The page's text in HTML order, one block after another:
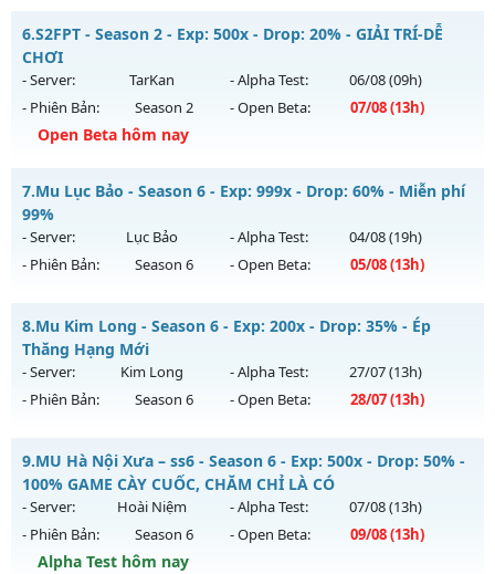
Antihack: Pro
⚔️MU VÔ SONG⚔️ - SS6 EP3 GIẢI TRÍ- ĐỈNH CAO CLASSIC
Mu mới ra tháng 08 2026 - Mở máy chủ
ngày 07/08/2626
Exp: 500x - Drop: 50%
Kiểu reset: Reset In Game
Antihack: MU8X
6.S2FPT - Season 2 - Exp: 500x - Drop: 20% - GIẢI TRÍ-DỄ
CHƠI
- Server: TarKan - Alpha Test: 06/08(09h)
- Phiên Bản:
Season 2 - Open Beta: 07/08(13h)
Open Beta hôm nay
S2FPT - GIẢI TRÍ-DỄ CHƠI
Mu mới ra tháng 08 2026 - Mở máy chủ
ngày 07/08/2626
Exp: 500x - Drop: 20%
Thể loại: Mu Nguyên bản Webzen
Antihack: PRO
7.Mu Lục Bảo - Season 6 - Exp: 999x - Drop: 60% - Miễn phí
99%
- Server: Lục Bảo - Alpha Test: 04/08(19h)
- Phiên Bản:
Season 6 - Open Beta: 05/08(13h)
Mu Lục Bảo - Miễn phí 99%
Mu mới ra tháng 08 2026 - Mở máy chủ
ngày 05/08/2626
Exp: 999x - Drop: 60%
Thể loại: Mu Custom thêm đồ mới
Antihack: SharkAnti
8.Mu Kim Long - Season 6 - Exp: 200x - Drop: 35% - Ép
Thăng Hạng Mới
- Server: Kim Long - Alpha Test: 27/07(13h)
- Phiên Bản:
Season 6 - Open Beta: 28/07(13h)
Mu Kim Long - Ép Thăng Hạng Mới
Mu mới ra tháng 07 2026 - Mở máy chủKim Long
ngày 28/07/2626
Exp: 200x - Drop: 35%
9.MU Hà Nội Xưa – ss6 - Season 6 - Exp: 500x - Drop: 50% -
100% GAME CÀY CUỐC, CHĂM CHỈ LÀ CÓ
- Server: Hoài Niệm - Alpha Test: 07/08(13h)
- Phiên Bản:
Season 6 - Open Beta: 09/08(13h)
Alpha Test hôm nay